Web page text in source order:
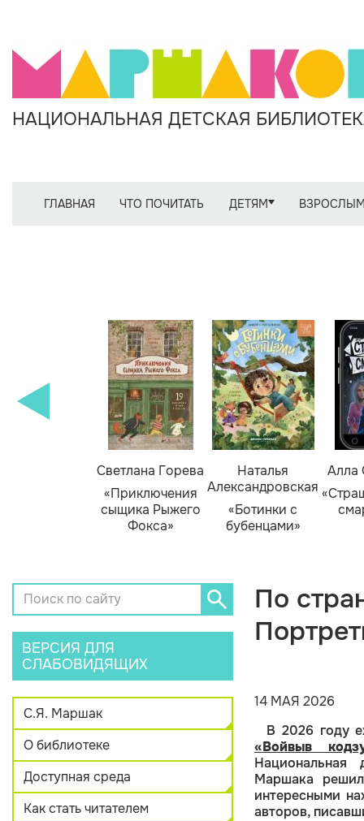
НАЦИОНАЛЬНАЯ ДЕТСКАЯ
ГЛАВНАЯ ЧТО ПОЧИТАТЬ ДЕТЯМ
Светлана Горева
«Приключения
сыщика Рыжего
Фокса»
Наталья
Александровская
«Ботинки с
бубенцами»
Алла
ВЕРСИЯ ДЛЯ
СЛАБОВИДЯЩИХ
С.Я. Маршак
О библиотеке
Доступная среда
Как стать читателем
По
14 МАЯ 2026
В 2026 году
«Войвыв
Маршака
интересными
авторов,